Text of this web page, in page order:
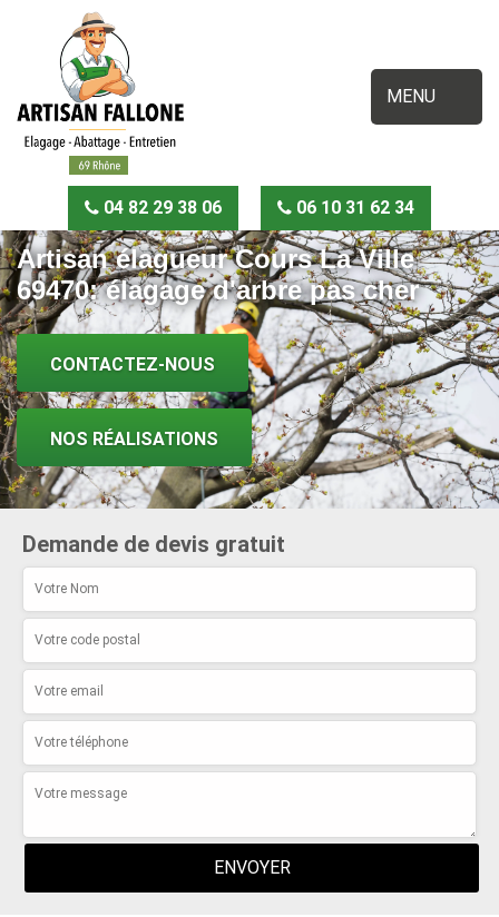
MENU
04 82 29 38 06 06 10 31 62 34
Artisan élagueur Cours La Ville
69470: élagage d'arbre pas cher
CONTACTEZ-NOUS
NOS RÉALISATIONS
Demande de devis gratuit